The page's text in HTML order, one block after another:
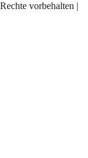
vorbehalten |